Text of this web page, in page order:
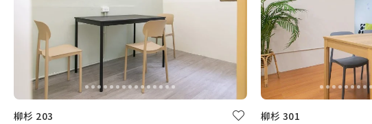
柳杉 203
柳杉 301